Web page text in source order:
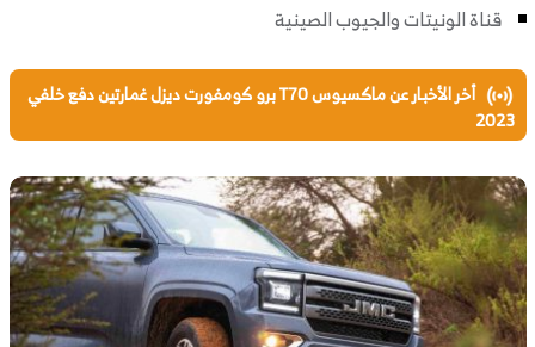
قناة الونيتات والجيوب الصينية
أخر الأخبار عن ماكسيوس T70 برو كومفورت ديزل غمارتين دفع خلفي
2023